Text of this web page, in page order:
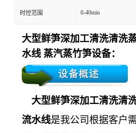
时控范围 0-40min
大型鲜笋深加工清洗清洗
水线 蒸汽蒸竹笋设备：
大型鲜笋深加工清洗清
流水线是我公司根据客户